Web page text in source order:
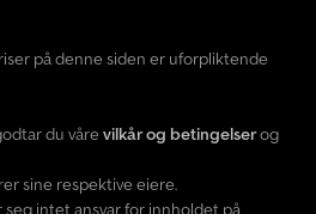
på denne siden er uforpliktende
du våre vilkår og betingelserog
sine respektive eiere.
intet ansvar for innholdet på